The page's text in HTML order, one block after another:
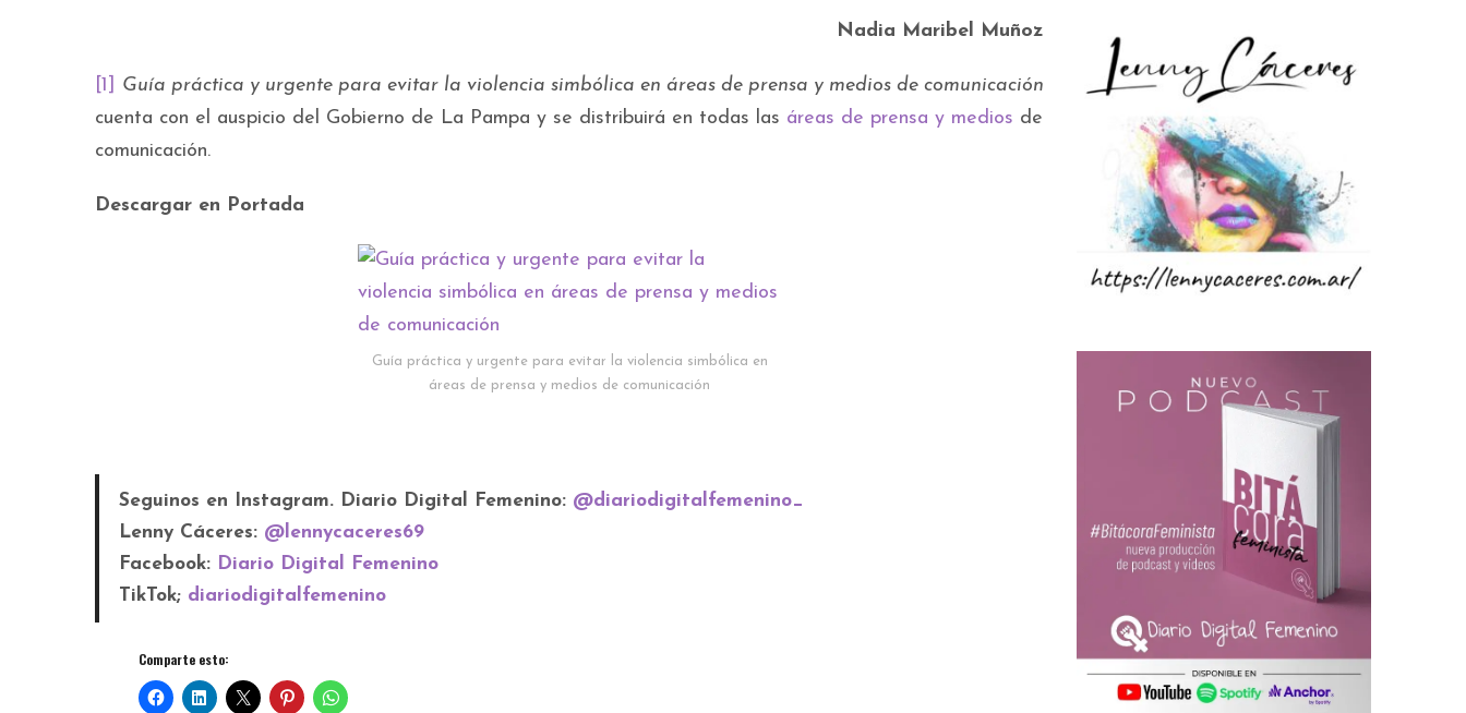
Nadia Maribel Muñoz
[1]
Guía práctica y urgente para evitar la violencia simbólica en áreas de prensa y medios de comunicación
cuenta con el auspicio del Gobierno de La Pampa y se distribuirá en todas las áreas de prensa y medios de
comunicación.
Descargar en Portada
Guía práctica y urgente para evitar la violencia simbólica en
áreas de prensa y medios de comunicación
Seguinos en Instagram. Diario Digital Femenino: @diariodigitalfemenino_
Lenny Cáceres: @lennycaceres69
Facebook: Diario Digital Femenino
TikTok; diariodigitalfemenino
Comparte esto: